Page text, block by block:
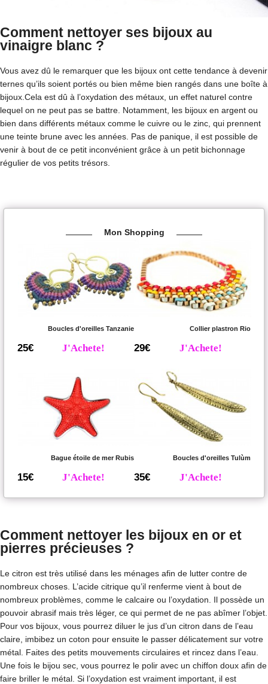
Comment nettoyer ses bijoux au
vinaigre blanc ?
Vous avez dû le remarquer que les bijoux ont cette tendance à devenir
ternes qu’ils soient portés ou bien même bien rangés dans une boîte à
bijoux.Cela est dû à l’oxydation des métaux, un effet naturel contre
lequel on ne peut pas se battre. Notamment, les bijoux en argent ou
bien dans différents métaux comme le cuivre ou le zinc, qui prennent
une teinte brune avec les années. Pas de panique, il est possible de
venir à bout de ce petit inconvénient grâce à un petit bichonnage
régulier de vos petits trésors.
Mon Shopping
Boucles d'oreilles Tanzanie
25€ J'Achete!
Collier plastron Rio
29€ J'Achete!
Bague étoile de mer Rubis
15€ J'Achete!
Boucles d'oreilles Tulùm
35€ J'Achete!
Comment nettoyer les bijoux en or et
pierres précieuses ?
Le citron est très utilisé dans les ménages afin de lutter contre de
nombreux choses. L’acide citrique qu’il renferme vient à bout de
nombreux problèmes, comme le calcaire ou l’oxydation. Il possède un
pouvoir abrasif mais très léger, ce qui permet de ne pas abîmer l’objet.
Pour vos bijoux, vous pourrez diluer le jus d’un citron dans de l’eau
claire, imbibez un coton pour ensuite le passer délicatement sur votre
métal. Faites des petits mouvements circulaires et rincez dans l’eau.
Une fois le bijou sec, vous pourrez le polir avec un chiffon doux afin de
faire briller le métal. Si l’oxydation est vraiment important, il est